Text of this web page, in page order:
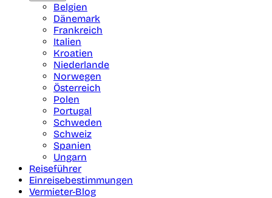
Belgien
Dänemark
Frankreich
Italien
Kroatien
Niederlande
Norwegen
Österreich
Polen
Portugal
Schweden
Schweiz
Spanien
Ungarn
Reiseführer
Einreisebestimmungen
Vermieter-Blog